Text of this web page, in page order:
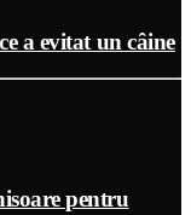
a evitat un câine
pentru